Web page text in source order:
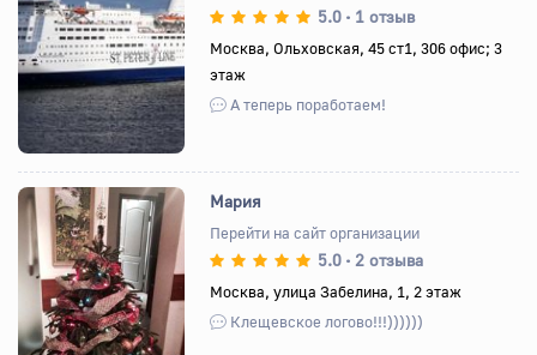
Назад Вперед
5.0 • 1 отзыв
Москва, Ольховская, 45 ст1, 306 офис; 3
этаж
А теперь поработаем!
Назад Вперед
Мария
Перейти на сайт организации
5.0 • 2 отзыва
Москва, улица Забелина, 1, 2 этаж
Клещевское логово!!!))))))